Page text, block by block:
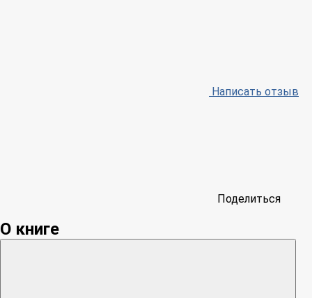
Написать отзыв
Поделиться
О книге